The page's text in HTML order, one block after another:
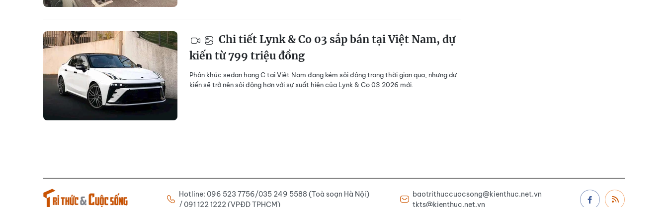
Chi tiết Lynk & Co 03 sắp bán tại Việt Nam, dự
kiến từ 799 triệu đồng
Phân khúc sedan hạng C tại Việt Nam đang kém sôi động trong thời gian qua, nhưng dự
kiến sẽ trở nên sôi động hơn với sự xuất hiện của Lynk & Co 03 2026 mới.
Hotline: 096 523 7756/035 249 5588 (Toà soạn Hà Nội)
/ 091 122 1222 (VPĐD TPHCM)
baotrithuccuocsong@kienthuc.net.vn
tkts@kienthuc.net.vn